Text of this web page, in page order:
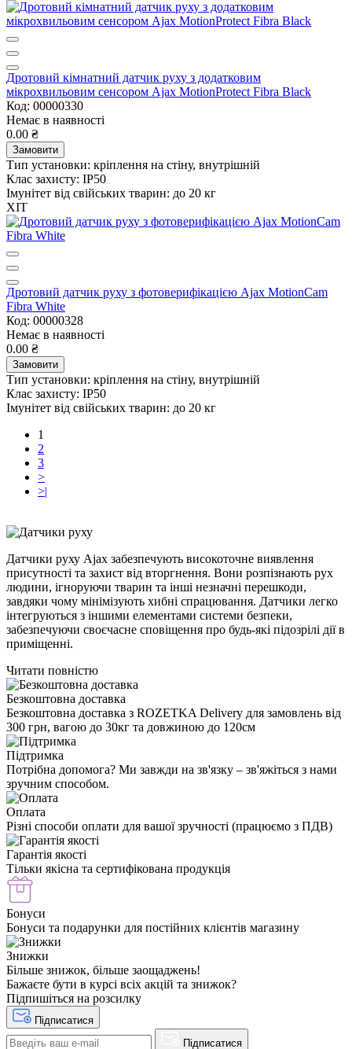
Дротовий кімнатний датчик руху з додатковим
мікрохвильовим сенсором Ajax MotionProtect Fibra Black
Код: 00000330
Немає в наявності
0.00 ₴
Замовити
Тип установки: кріплення на стіну, внутрішній
Клас захисту: IP50
Імунітет від свійських тварин: до 20 кг
ХІТ
Дротовий датчик руху з фотоверифікацією Ajax MotionCam
Fibra White
Код: 00000328
Немає в наявності
0.00 ₴
Замовити
Тип установки: кріплення на стіну, внутрішній
Клас захисту: IP50
Імунітет від свійських тварин: до 20 кг
1
2
3
>
>|
Датчики руху Ajax забезпечують високоточне виявлення
присутності та захист від вторгнення. Вони розпізнають рух
людини, ігноруючи тварин та інші незначні перешкоди,
завдяки чому мінімізують хибні спрацювання. Датчики легко
інтегруються з іншими елементами системи безпеки,
забезпечуючи своєчасне сповіщення про будь-які підозрілі дії в
приміщенні.
Читати повністю
Безкоштовна доставка
Безкоштовна доставка з ROZETKA Delivery для замовлень від
300 грн, вагою до 30кг та довжиною до 120см
Підтримка
Потрібна допомога? Ми завжди на зв'язку – зв'яжіться з нами
зручним способом.
Оплата
Різні способи оплати для вашої зручності (працюємо з ПДВ)
Гарантія якості
Тільки якісна та сертифікована продукція
Бонуси
Бонуси та подарунки для постійних клієнтів магазину
Знижки
Більше знижок, більше заощаджень!
Бажаєте бути в курсі всіх акцій та знижок?
Підпишіться на розсилку
Підписатися
Підписатися